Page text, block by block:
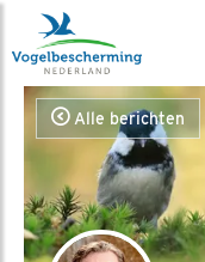
Alle berichten